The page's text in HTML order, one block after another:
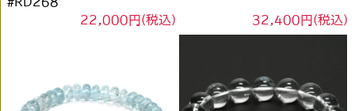
22,000円(税込)
32,400円(税込)